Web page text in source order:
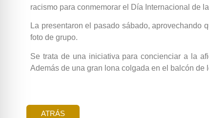
racismo para conmemorar el Día Internacional de
La presentaron el pasado sábado, aprovechando
foto de grupo.
Se trata de una iniciativa para concienciar a la
Además de una gran lona colgada en el balcón
ATRÁS